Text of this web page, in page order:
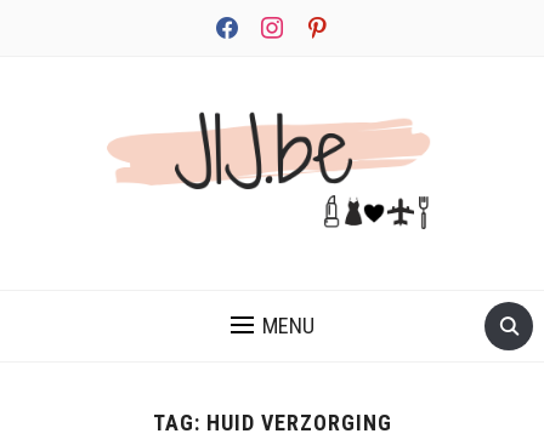
facebookinstagrampinterest
MENU
TAG: HUID VERZORGING